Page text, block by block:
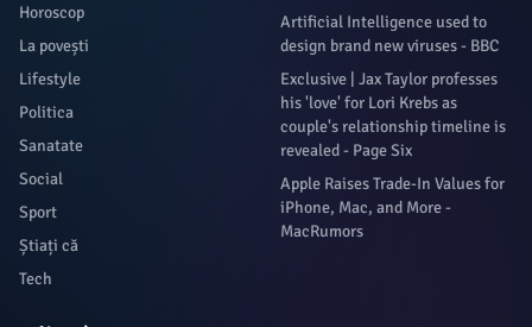
Horoscop
La povești
Lifestyle
Politica
Sanatate
Social
Sport
Știați că
Tech
Artificial Intelligence used to
design brand new viruses - BBC
Exclusive | Jax Taylor professes
his 'love' for Lori Krebs as
couple's relationship timeline is
revealed - Page Six
Apple Raises Trade-In Values for
iPhone, Mac, and More -
MacRumors